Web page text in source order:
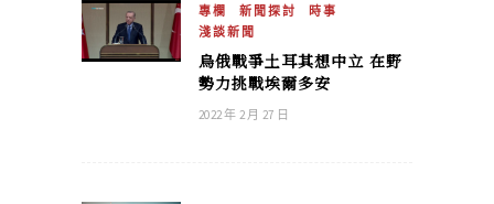
專欄 新聞探討
時事
淺談新聞
烏俄戰爭土耳其想中立 在野
勢力挑戰埃爾多安
2022 年 2 月 27 日